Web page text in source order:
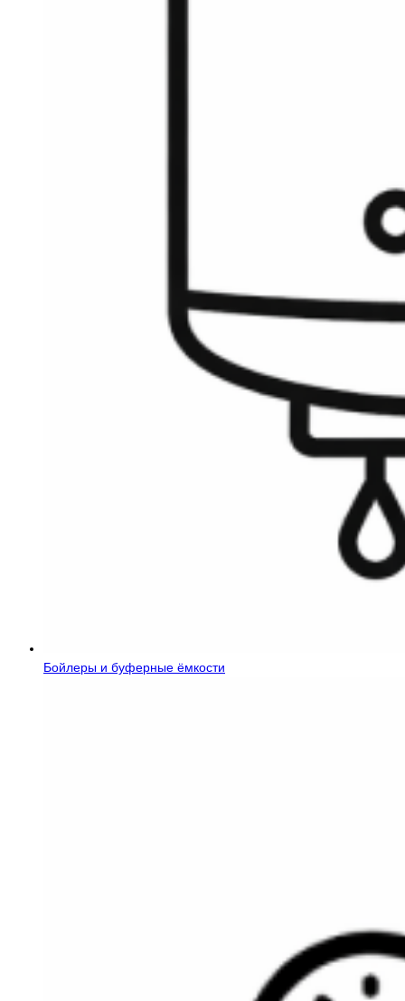
Бойлеры и буферные ёмкости